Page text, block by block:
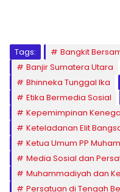
Tags:
Bangkit
Banjir Sumatera Utara
Bhinneka Tunggal Ika
Etika Bermedia Sosial
Kepemimpinan
Keteladanan Elit
Ketua Umum PP
Media Sosial dan
Muhammadiyah dan
Persatuan di Tengah